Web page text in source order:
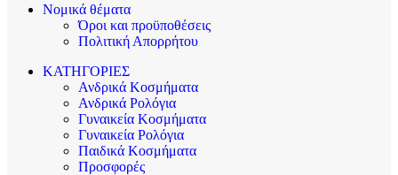
Νομικά θέματα
Όροι και προϋποθέσεις
Πολιτική Απορρήτου
ΚΑΤΗΓΟΡΙΕΣ
Ανδρικά Κοσμήματα
Ανδρικά Ρολόγια
Γυναικεία Κοσμήματα
Γυναικεία Ρολόγια
Παιδικά Κοσμήματα
Προσφορές